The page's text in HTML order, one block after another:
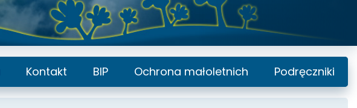
Kontakt BIP Ochrona małoletnich Podręczniki